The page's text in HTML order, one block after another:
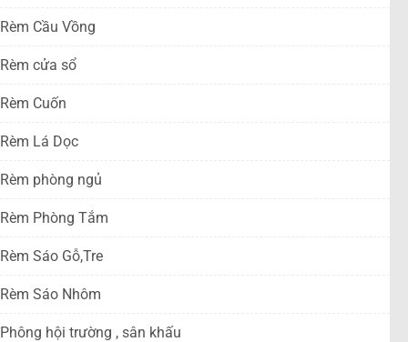
Rèm Cầu Vồng
Rèm cửa sổ
Rèm Cuốn
Rèm Lá Dọc
Rèm phòng ngủ
Rèm Phòng Tắm
Rèm Sáo Gỗ,Tre
Rèm Sáo Nhôm
Phông hội trường , sân khấu